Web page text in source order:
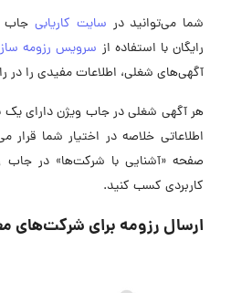
شما می‌توانید در سایت کاریابیجاب
رایگان با استفاده از سرویس رزومه ساز
آگهی‌های شغلی، اطلاعات مفیدی را در
هر آگهی شغلی در جاب ویژن دارای
اطلاعاتی خلاصه در اختیار شما
صفحه «آشنایی با شرکت‌ها» در جاب
کاربردی کسب کنید.
ارسال رزومه برای شرکت‌های